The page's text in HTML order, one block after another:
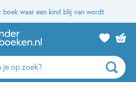
boek waar een kind blij van wordt